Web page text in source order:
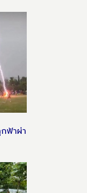
ฟ้าผ่า